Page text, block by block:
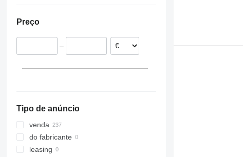
Lituânia
Polónia
Preço
–
Tipo de anúncio
venda
do fabricante
leasing